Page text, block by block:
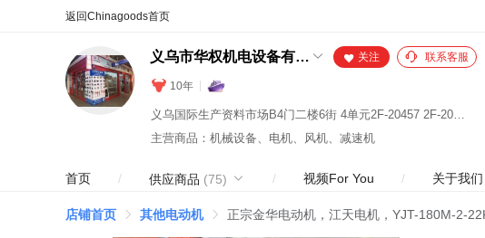
义乌市华权机电设备有限公司
10年
关注 联系客服
义乌国际生产资料市场B4门二楼6街 4单元2F-20457 2F-20465
主营商品：机械设备、电机、风机、减速机
首页 / 供应商品 (75) / 视频For You / 关于我们
店铺首页 其他电动机 正宗金华电动机，江天电机，YJT-180M-2-